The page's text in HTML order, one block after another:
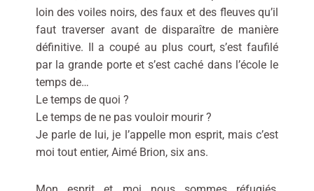
loin des voiles noirs, des faux et des fleuves qu’il
faut traverser avant de disparaître de manière
définitive. Il a coupé au plus court, s’est faufilé
par la grande porte et s’est caché dans l’école le
temps de…
Le temps de quoi ?
Le temps de ne pas vouloir mourir ?
Je parle de lui, je l’appelle mon esprit, mais c’est
moi tout entier, Aimé Brion, six ans.